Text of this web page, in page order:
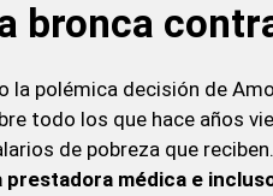
bronca
la polémica decisión de
todo los que hace años
de pobreza que
prestadora médica e